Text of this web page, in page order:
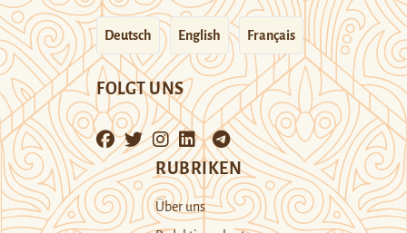
Deutsch English Français
FOLGT UNS
RUBRIKEN
Über uns